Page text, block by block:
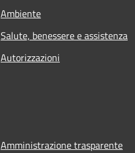
Ambiente
Salute, benessere e assistenza
Autorizzazioni
Amministrazione trasparente